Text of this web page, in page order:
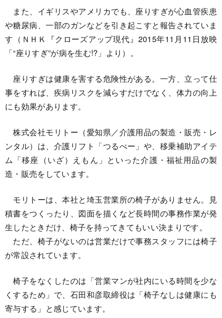
また、イギリスやアメリカでも、座りすぎが心血管疾患
や糖尿病、一部のガンなどを引き起こすと報告されていま
す（ＮＨＫ『クローズアップ現代』2015年11月11日放映
「“座りすぎ”が病を生む!?」より）。
座りすぎは健康を害する危険性がある。一方、立って仕
事をすれば、疾病リスクを減らすだけでなく、体力の向上
にも効果があります。
株式会社モリトー（愛知県／介護用品の製造・販売・レ
ンタル）は、介護リフト「つるべー」や、移乗補助アイテ
ム「移座（いざ）えもん」といった介護・福祉用品の製
造・販売をしています。
モリトーは、本社と埼玉営業所の椅子がありません。見
積書をつくったり、図面を描くなど長時間の事務作業が発
生したときだけ、椅子を持ってきてもいい決まりです。
ただ、椅子がないのは営業だけで事務スタッフには椅子
が常設されています。
椅子をなくしたのは「営業マンが社内にいる時間を少な
くするため」で、石田和彦取締役は「椅子なしは健康にも
寄与する」と感じています。